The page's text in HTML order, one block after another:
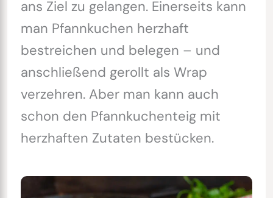
ans Ziel zu gelangen. Einerseits kann
man Pfannkuchen herzhaft
bestreichen und belegen – und
anschließend gerollt als Wrap
verzehren. Aber man kann auch
schon den Pfannkuchenteig mit
herzhaften Zutaten bestücken.